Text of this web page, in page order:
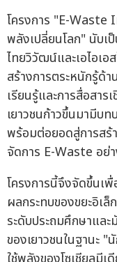
โครงการ "E-Waste
พลังเปลี่ยนโลก" นับเ
ไทยวิวัฒน์และเอไอเ
สร้างการตระหนักรู้ด้
เรียนรู้และการสื่อสาร
เยาวชนก้าวขึ้นมามีบ
พร้อมต่อยอดสู่การสร้
จัดการ E-Waste อย่
โครงการนี้จึงจัดขึ้นเพื่
ผลกระทบของขยะอิเ
ระดับประถมศึกษาแล
ของเยาวชนในฐานะ